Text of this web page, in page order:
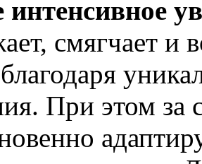
интенсивное
смягчает и
При этом за